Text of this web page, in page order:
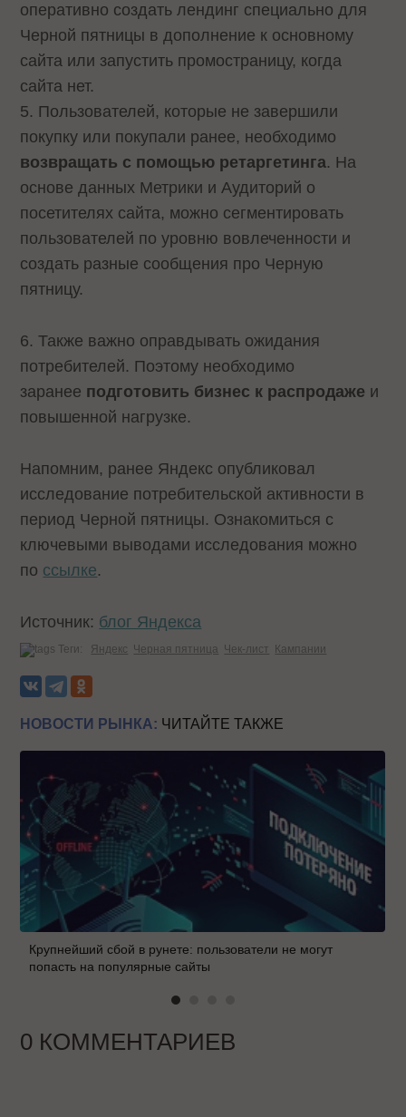
оперативно создать лендинг специально для
Черной пятницы в дополнение к основному
сайта или запустить промостраницу, когда
сайта нет.
5. Пользователей, которые не завершили
покупку или покупали ранее, необходимо
возвращать с помощью ретаргетинга. На
основе данных Метрики и Аудиторий о
посетителях сайта, можно сегментировать
пользователей по уровню вовлеченности и
создать разные сообщения про Черную
пятницу.
6. Также важно оправдывать ожидания
потребителей. Поэтому необходимо
заранее подготовить бизнес к распродаже и
повышенной нагрузке.
Напомним, ранее Яндекс опубликовал
исследование потребительской активности в
период Черной пятницы. Ознакомиться с
ключевыми выводами исследования можно
по ссылке.
Источник: блог Яндекса
Теги: Яндекс Черная пятница Чек-лист Кампании
НОВОСТИ РЫНКА: ЧИТАЙТЕ ТАКЖЕ
Крупнейший сбой в рунете: пользователи не могут
попасть на популярные сайты
0 КОММЕНТАРИЕВ